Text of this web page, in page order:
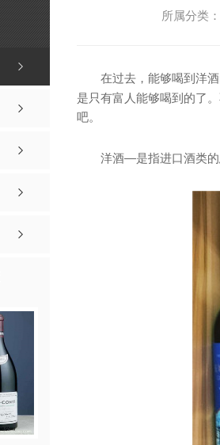
所属分类
在过去，能够喝到洋
是只有富人能够喝到的了
吧。
洋酒—是指进口酒类的